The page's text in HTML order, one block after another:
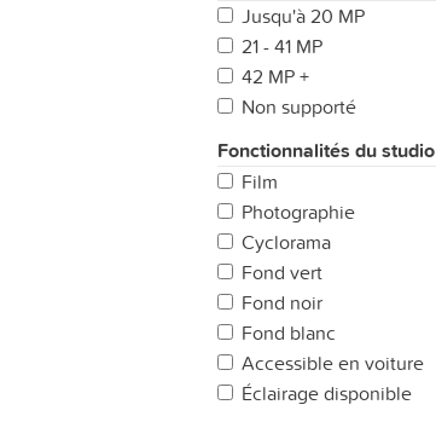
Jusqu'à 20 MP
21 - 41 MP
42 MP +
Non supporté
Fonctionnalités du studio
Film
Photographie
Cyclorama
Fond vert
Fond noir
Fond blanc
Accessible en voiture
Éclairage disponible